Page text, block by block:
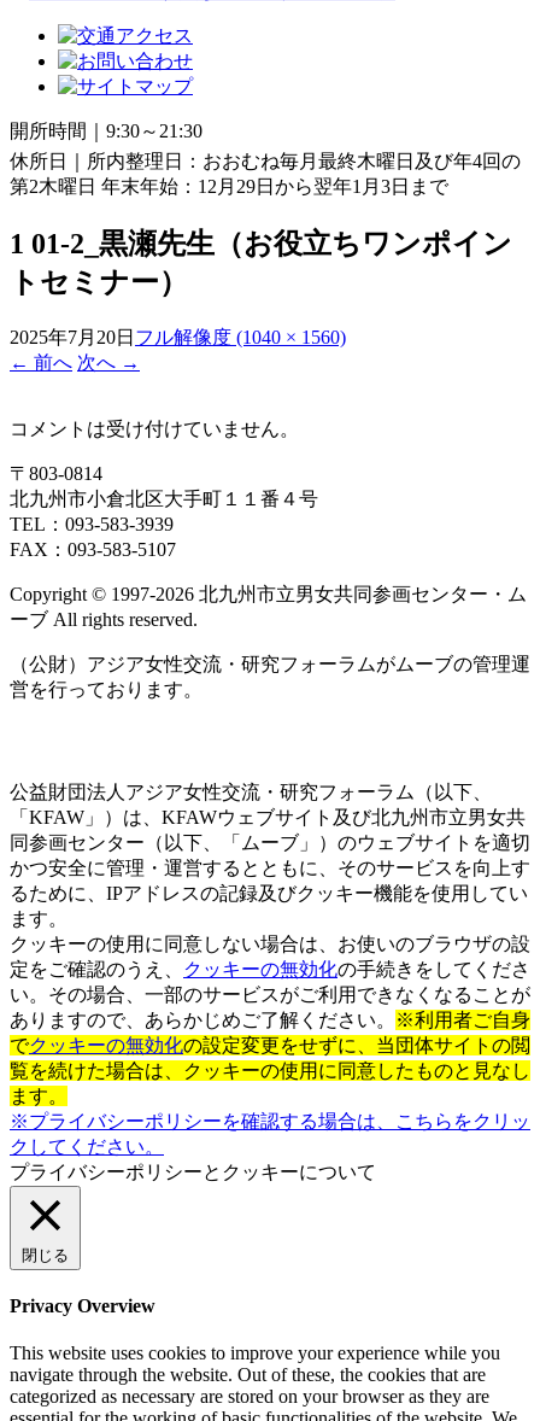
開所時間｜9:30～21:30
休所日｜所内整理日：おおむね毎月最終木曜日及び年4回の
第2木曜日 年末年始：12月29日から翌年1月3日まで
1 01-2_黒瀬先生（お役立ちワンポイン
トセミナー）
2025年7月20日 フル解像度 (1040 × 1560)
← 前へ 次へ →
コメントは受け付けていません。
〒803‐0814
北九州市小倉北区大手町１１番４号
TEL：093‐583‐3939
FAX：093‐583‐5107
Copyright © 1997‐2026 北九州市立男女共同参画センター・ム
ーブ All rights reserved.
（公財）アジア女性交流・研究フォーラムがムーブの管理運
営を行っております。
公益財団法人アジア女性交流・研究フォーラム（以下、
「KFAW」）は、KFAWウェブサイト及び北九州市立男女共
同参画センター（以下、「ムーブ」）のウェブサイトを適切
かつ安全に管理・運営するとともに、そのサービスを向上す
るために、IPアドレスの記録及びクッキー機能を使用してい
ます。
クッキーの使用に同意しない場合は、お使いのブラウザの設
定をご確認のうえ、
クッキーの無効化の手続きをしてくださ
い。その場合、一部のサービスがご利用できなくなることが
ありますので、あらかじめご了解ください。
※利用者ご自身
でクッキーの無効化の設定変更をせずに、当団体サイトの閲
覧を続けた場合は、クッキーの使用に同意したものと見なし
ます。
※プライバシーポリシーを確認する場合は、こちらをクリッ
クしてください。
プライバシーポリシーとクッキーについて
閉じる
Privacy Overview
This website uses cookies to improve your experience while you
navigate through the website. Out of these, the cookies that are
categorized as necessary are stored on your browser as they are